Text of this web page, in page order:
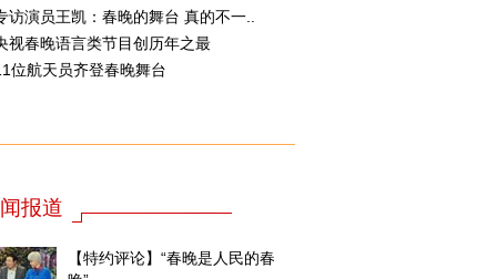
访演员王凯：春晚的舞台 真的不一..
视春晚语言类节目创历年之最
位航天员齐登春晚舞台
报道
【特约评论】“春晚是人民的春